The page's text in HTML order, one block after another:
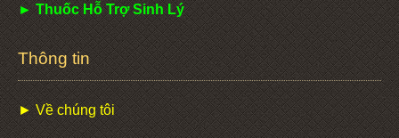
► Thuốc Hỗ Trợ Sinh Lý
Thông tin
► Về chúng tôi